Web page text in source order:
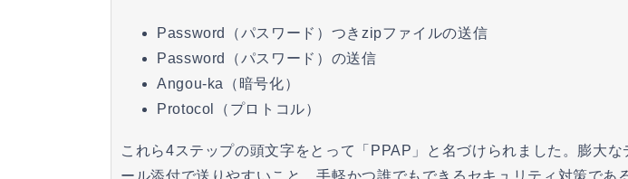
Password（パスワード）つきzipファイルの送信
Password（パスワード）の送信
Angou-ka（暗号化）
Protocol（プロトコル）
これら4ステップの頭文字をとって「PPAP」と名づけられました。膨大
ール添付で送りやすいこと、手軽かつ誰でもできるセキュリティ対策であ